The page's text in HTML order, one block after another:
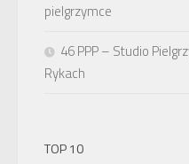
pielgrzymce
46 PPP – Studio
Rykach
TOP 10